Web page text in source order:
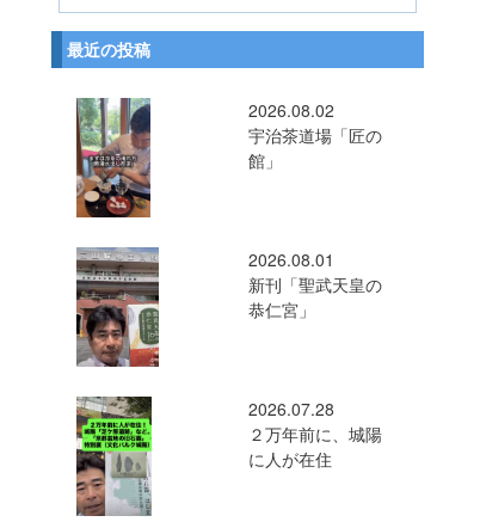
最近の投稿
2026.08.02
宇治茶道場「匠の
館」
2026.08.01
新刊「聖武天皇の
恭仁宮」
2026.07.28
２万年前に、城陽
に人が在住